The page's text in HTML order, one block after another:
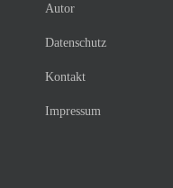
Autor
Datenschutz
Kontakt
Impressum